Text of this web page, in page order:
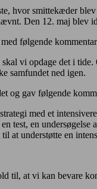
hvor smittekæder
Den 12. maj blev
følgende
skal vi opdage det i
samfundet ned igen.
og gav følgende
med et
test, en
at understøtte en
til, at vi kan bevare